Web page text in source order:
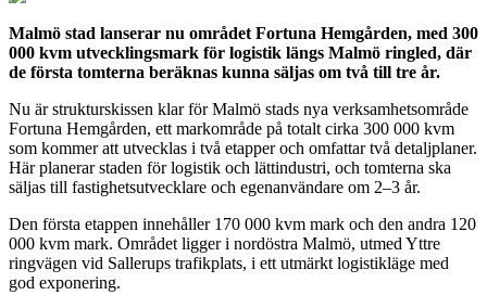
Malmö stad lanserar nu området Fortuna Hemgården, med 300
000 kvm utvecklingsmark för logistik längs Malmö ringled, där
de första tomterna beräknas kunna säljas om två till tre år.
Nu är strukturskissen klar för Malmö stads nya verksamhetsområde
Fortuna Hemgården, ett markområde på totalt cirka 300 000 kvm
som kommer att utvecklas i två etapper och omfattar två detaljplaner.
Här planerar staden för logistik och lättindustri, och tomterna ska
säljas till fastighetsutvecklare och egenanvändare om 2–3 år.
Den första etappen innehåller 170 000 kvm mark och den andra 120
000 kvm mark. Området ligger i nordöstra Malmö, utmed Yttre
ringvägen vid Sallerups trafikplats, i ett utmärkt logistikläge med
god exponering.